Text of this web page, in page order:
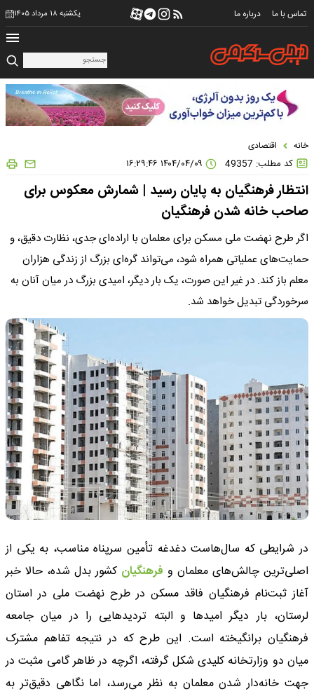
تماس با ما درباره ما یکشنبه ۱۸ مرداد ۱۴۰۵
خانه اقتصادی
کد مطلب: 49357
انتظار فرهنگیان به پایان رسید | شمارش معکوس برای
صاحب خانه شدن فرهنگیان
اگر طرح نهضت ملی مسکن برای معلمان با اراده‌ای جدی، نظارت دقیق، و
حمایت‌های عملیاتی همراه شود، می‌تواند گره‌ای بزرگ از زندگی هزاران
معلم باز کند. در غیر این صورت، یک بار دیگر، امیدی بزرگ در میان آنان به
سرخوردگی تبدیل خواهد شد.
در شرایطی که سال‌هاست دغدغه تأمین سرپناه مناسب، به یکی از
اصلی‌ترین چالش‌های معلمان و فرهنگیان کشور بدل شده، حالا خبر
آغاز ثبت‌نام فرهنگیان فاقد مسکن در طرح نهضت ملی در استان
لرستان، بار دیگر امیدها و البته تردیدهایی را در میان جامعه
فرهنگیان برانگیخته است. این طرح که در نتیجه تفاهم مشترک
میان دو وزارتخانه کلیدی شکل گرفته، اگرچه در ظاهر گامی مثبت در
جهت خانه‌دار شدن معلمان به نظر می‌رسد، اما نگاهی دقیق‌تر به